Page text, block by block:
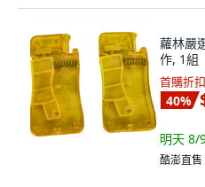
蘿林嚴
作, 1組
首購折
40%
明天 8/
酷澎直售